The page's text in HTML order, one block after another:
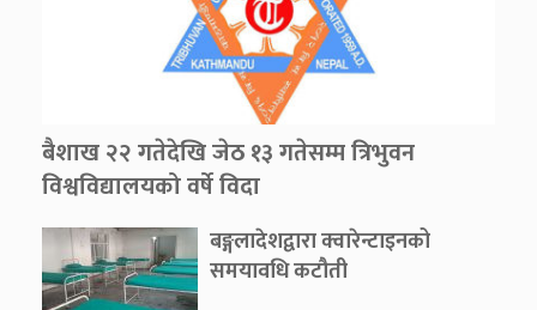
बैशाख २२ गतेदेखि जेठ १३ गतेसम्म त्रिभुवन
विश्वविद्यालयको वर्षे विदा
बङ्गलादेशद्वारा क्वारेन्टाइनको
समयावधि कटौती